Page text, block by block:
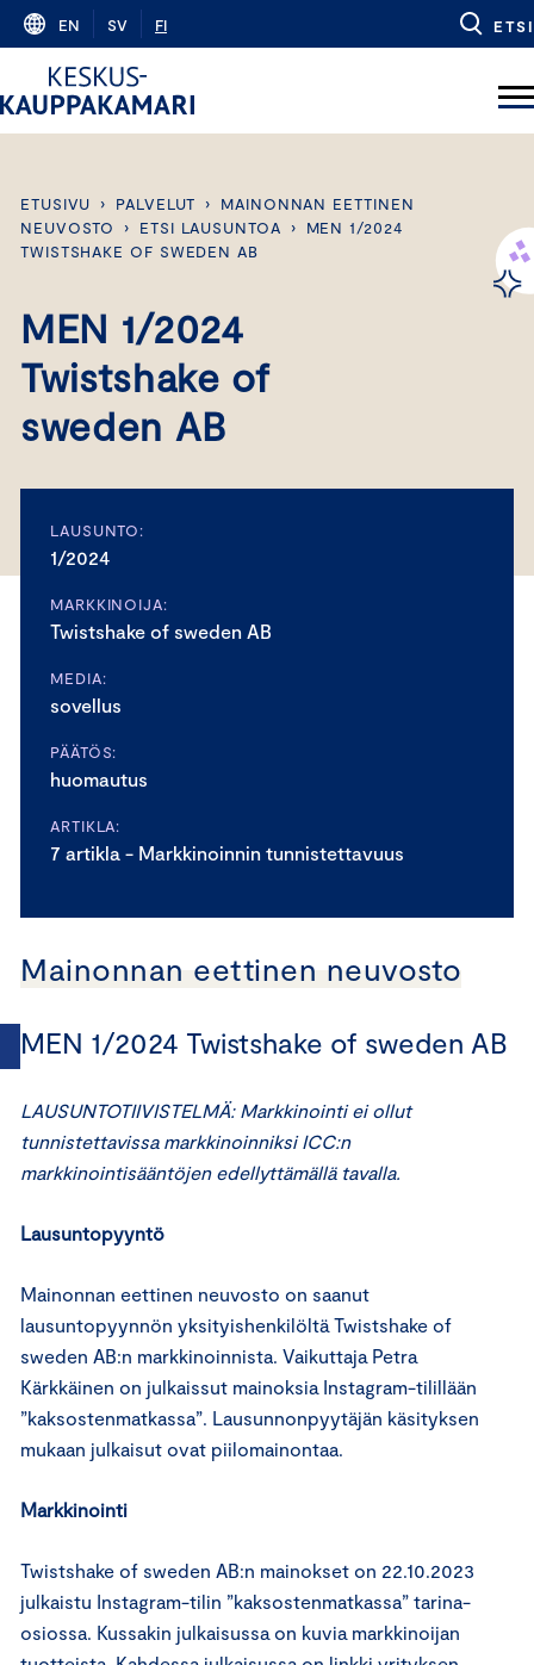
Skip
content
EN SV FI ETSI
ETUSIVU › PALVELUT ›
MAINONNAN EETTINEN
NEUVOSTO
› ETSI LAUSUNTOA ›
MEN 1/2024
TWISTSHAKE OF SWEDEN AB
MEN 1/2024
Twistshake of
sweden AB
LAUSUNTO:
1/2024
MARKKINOIJA:
Twistshake of sweden AB
MEDIA:
sovellus
PÄÄTÖS:
huomautus
ARTIKLA:
7 artikla - Markkinoinnin tunnistettavuus
Mainonnan eettinen neuvosto
MEN 1/2024 Twistshake of sweden AB
LAUSUNTOTIIVISTELMÄ: Markkinointi ei ollut
tunnistettavissa markkinoinniksi ICC:n
markkinointisääntöjen edellyttämällä tavalla.
Lausuntopyyntö
Mainonnan eettinen neuvosto on saanut
lausuntopyynnön yksityishenkilöltä Twistshake of
sweden AB:n markkinoinnista. Vaikuttaja Petra
Kärkkäinen on julkaissut mainoksia Instagram-tilillään
”kaksostenmatkassa”. Lausunnonpyytäjän käsityksen
mukaan julkaisut ovat piilomainontaa.
Markkinointi
Twistshake of sweden AB:n mainokset on 22.10.2023
julkaistu Instagram-tilin ”kaksostenmatkassa” tarina-
osiossa. Kussakin julkaisussa on kuvia markkinoijan